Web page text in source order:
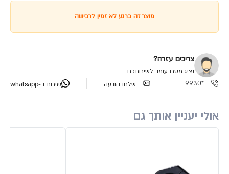
מוצר זה כרגע לא זמין לרכישה
צריכים עזרה?
נציג מטרו עומד לשירותכם
*9930
שלחו הודעה שירות ב-whatsapp
אולי יעניין אותך גם